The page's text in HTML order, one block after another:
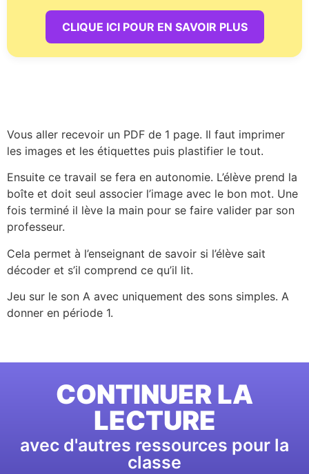
CLIQUE ICI POUR EN SAVOIR PLUS
Vous aller recevoir un PDF de 1 page. Il faut imprimer
les images et les étiquettes puis plastifier le tout.
Ensuite ce travail se fera en autonomie. L’élève prend la
boîte et doit seul associer l’image avec le bon mot. Une
fois terminé il lève la main pour se faire valider par son
professeur.
Cela permet à l’enseignant de savoir si l’élève sait
décoder et s’il comprend ce qu’il lit.
Jeu sur le son A avec uniquement des sons simples. A
donner en période 1.
CONTINUER LA
LECTURE
avec d'autres ressources pour la
classe